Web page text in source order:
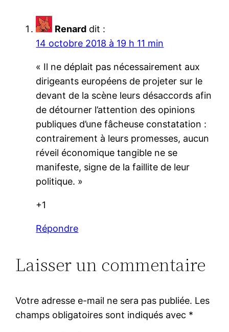
Renard dit :
14 octobre 2018 à 19 h 11 min
« Il ne déplait pas nécessairement aux
dirigeants européens de projeter sur le
devant de la scène leurs désaccords afin
de détourner l’attention des opinions
publiques d’une fâcheuse constatation :
contrairement à leurs promesses, aucun
réveil économique tangible ne se
manifeste, signe de la faillite de leur
politique. »
+1
Répondre
Laisser un commentaire
Votre adresse e-mail ne sera pas publiée. Les
champs obligatoires sont indiqués avec *